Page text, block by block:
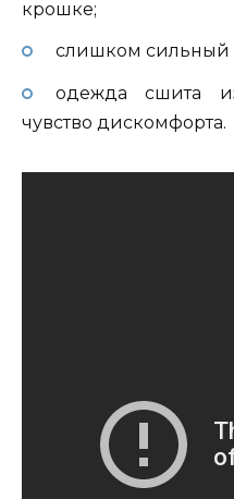
крошке;
слишком
одежда сшита
чувство дискомфорта.